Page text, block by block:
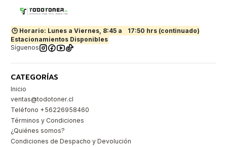
🕒 Horario: Lunes a Viernes, 8:45 a
17:50 hrs (continuado)
Estacionamientos Disponibles
Síguenos
CATEGORÍAS
Inicio
ventas@todotoner.cl
Teléfono +56226958460
Términos y Condiciones
¿Quiénes somos?
Condiciones de Despacho y Devolución